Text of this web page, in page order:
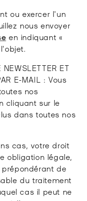
ou exercer l'un
nous envoyer
en indiquant «
NEWSLETTER ET
E-MAIL : Vous
nos
cliquant sur le
dans toutes nos
cas, votre droit
obligation légale,
de
du traitement
cas il peut ne